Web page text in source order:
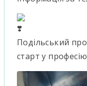
Подільський
старт у